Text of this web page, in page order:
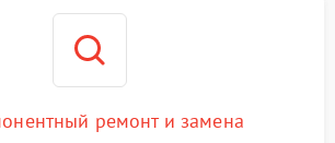
ремонт и замена